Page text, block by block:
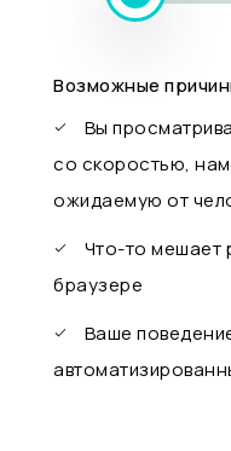
Возможные
Вы
со скоростью,
ожидаемую от
Что-то мешает
браузере
Ваше